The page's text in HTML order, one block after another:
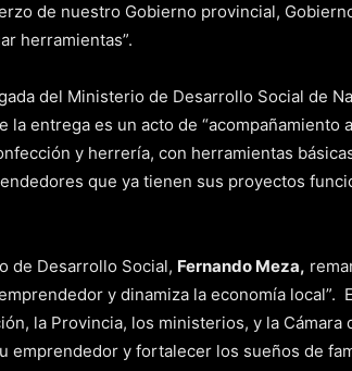
de nuestro Gobierno provincial,
herramientas”.
del Ministerio de Desarrollo Social de
la entrega es un acto de “acompañamiento
y herrería, con herramientas
que ya tienen sus proyectos
de Desarrollo Social, Fernando Meza,
y dinamiza la economía local”.
la Provincia, los ministerios, y la Cámara
emprendedor y fortalecer los sueños de